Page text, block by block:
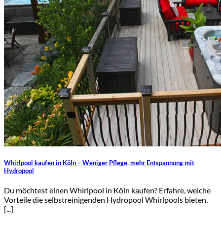
Whirlpool kaufen in Köln – Weniger Pflege, mehr Entspannung mit
Hydropool
Du möchtest einen Whirlpool in Köln kaufen? Erfahre, welche
Vorteile die selbstreinigenden Hydropool Whirlpools bieten,
[...]